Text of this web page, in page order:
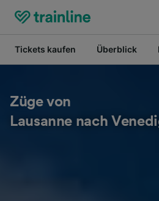
Tickets kaufen Überblick
Züge von
Lausanne nach